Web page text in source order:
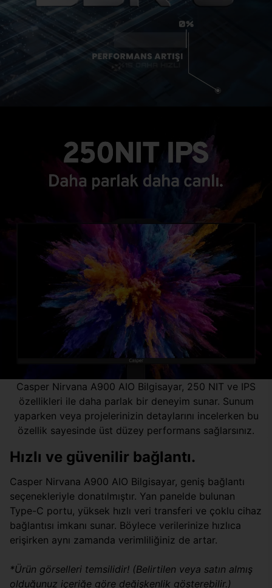
Casper Nirvana A900 AIO Bilgisayar, 250 NIT ve IPS
özellikleri ile daha parlak bir deneyim sunar. Sunum
yaparken veya projelerinizin detaylarını incelerken bu
özellik sayesinde üst düzey performans sağlarsınız.
Hızlı ve güvenilir bağlantı.
Casper Nirvana A900 AIO Bilgisayar, geniş bağlantı
seçenekleriyle donatılmıştır. Yan panelde bulunan
Type-C portu, yüksek hızlı veri transferi ve çoklu cihaz
bağlantısı imkanı sunar. Böylece verilerinize hızlıca
erişirken aynı zamanda verimliliğiniz de artar.
*Ürün görselleri temsilidir! (Belirtilen veya satın almış
olduğunuz içeriğe göre değişkenlik gösterebilir.)